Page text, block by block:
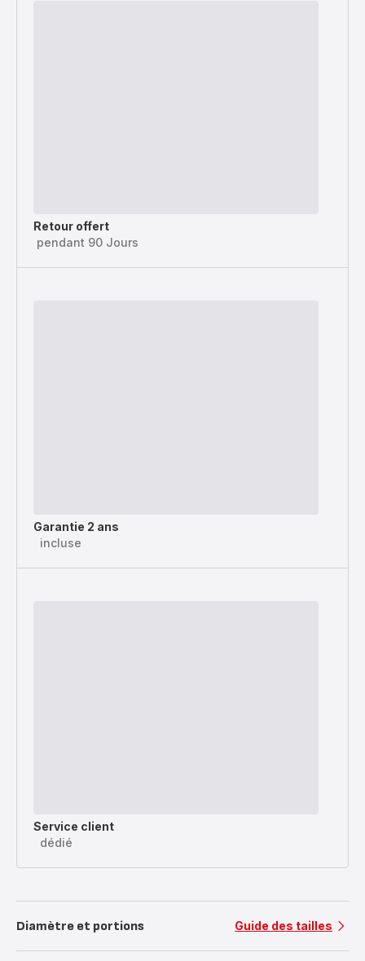
Retour offert
pendant 90 Jours
Garantie 2 ans
incluse
Service client
dédié
Diamètre et portions Guide des tailles